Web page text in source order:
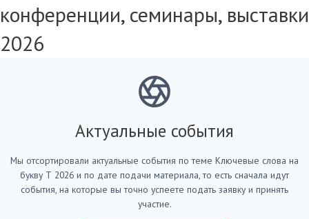
конференции, семинары, выставки
2026
Актуальные события
Мы отсортировали актуальные события по теме Ключевые слова на
букву Т 2026 и по дате подачи материала, то есть сначала идут
события, на которые вы точно успеете подать заявку и принять
участие.